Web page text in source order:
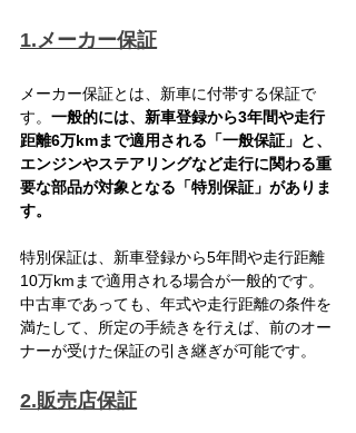
1.メーカー保証
メーカー保証とは、新車に付帯する保証で
す。 一般的には、新車登録から3年間や走行
距離6万kmまで適用される「一般保証」と、
エンジンやステアリングなど走行に関わる重
要な部品が対象となる「特別保証」がありま
す。
特別保証は、新車登録から5年間や走行距離
10万kmまで適用される場合が一般的です。
中古車であっても、年式や走行距離の条件を
満たして、所定の手続きを行えば、前のオー
ナーが受けた保証の引き継ぎが可能です。
2.販売店保証